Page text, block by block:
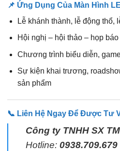
📌 Ứng Dụng Của Màn Hình
Lễ khánh thành, lễ động thổ,
Hội nghị – hội thảo – họp báo
Chương trình biểu diễn,
Sự kiện khai trương,
sản phẩm
📞 Liên Hệ Ngay Để Được Tư
Công ty TNHH SX
Hotline: 0938.709.679